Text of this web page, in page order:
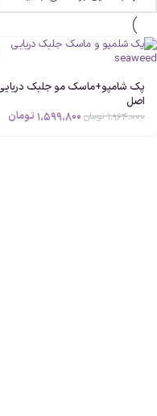
اصل
1،964،000 تومان 1،599،800 تومان